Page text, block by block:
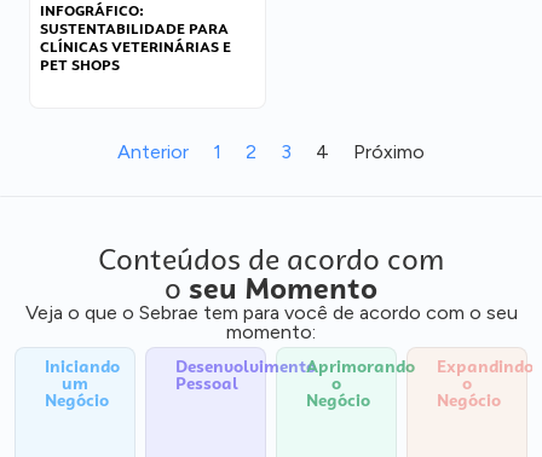
INFOGRÁFICO:
SUSTENTABILIDADE PARA
CLÍNICAS VETERINÁRIAS E
PET SHOPS
Anterior 1 2 3 4 Próximo
Conteúdos de acordo com
o seu Momento
Veja o que o Sebrae tem para você de acordo com o seu
momento:
Iniciando
um
Negócio
Desenvolvimento
Pessoal
Aprimorando
o
Negócio
Expandindo
o
Negócio